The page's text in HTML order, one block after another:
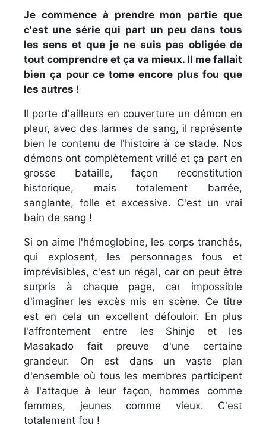
Je commence à prendre mon partie que
c'est une série qui part un peu dans tous
les sens et que je ne suis pas obligée de
tout comprendre et ça va mieux. Il me fallait
bien ça pour ce tome encore plus fou que
les autres !
Il porte d'ailleurs en couverture un démon en
pleur, avec des larmes de sang, il représente
bien le contenu de l'histoire à ce stade. Nos
démons ont complètement vrillé et ça part en
grosse bataille, façon reconstitution
historique, mais totalement barrée,
sanglante, folle et excessive. C'est un vrai
bain de sang !
Si on aime l'hémoglobine, les corps tranchés,
qui explosent, les personnages fous et
imprévisibles, c'est un régal, car on peut être
surpris à chaque page, car impossible
d'imaginer les excès mis en scène. Ce titre
est en cela un excellent défouloir. En plus
l'affrontement entre les Shinjo et les
Masakado fait preuve d'une certaine
grandeur. On est dans un vaste plan
d'ensemble où tous les membres participent
à l'attaque à leur façon, hommes comme
femmes, jeunes comme vieux. C'est
totalement fou !